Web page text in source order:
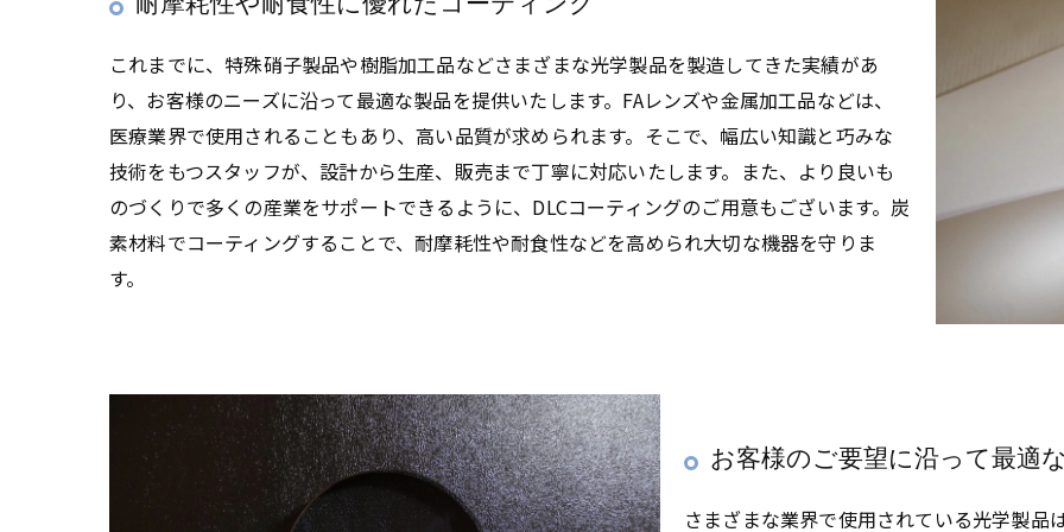
これまでに、特殊硝子製品や樹脂加工品などさまざまな光学製品を製造してきた実績があ
り、お客様のニーズに沿って最適な製品を提供いたします。FAレンズや金属加工品などは、
医療業界で使用されることもあり、高い品質が求められます。そこで、幅広い知識と巧みな
技術をもつスタッフが、設計から生産、販売まで丁寧に対応いたします。また、より良いも
のづくりで多くの産業をサポートできるように、DLCコーティングのご用意もございます。炭
素材料でコーティングすることで、耐摩耗性や耐食性などを高められ大切な機器を守りま
す。
お客様のご要望に沿って最適
さまざまな業界で使用されている光学製品